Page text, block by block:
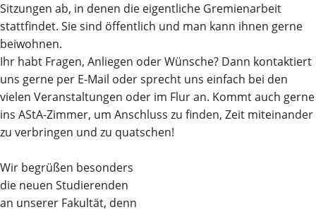
Sitzungen ab, in denen die eigentliche Gremienarbeit
stattfindet. Sie sind öffentlich und man kann ihnen gerne
beiwohnen.
Ihr habt Fragen, Anliegen oder Wünsche? Dann kontaktiert
uns gerne per E-Mail oder sprecht uns einfach bei den
vielen Veranstaltungen oder im Flur an. Kommt auch gerne
ins AStA-Zimmer, um Anschluss zu finden, Zeit miteinander
zu verbringen und zu quatschen!
Wir begrüßen besonders
die neuen Studierenden
an unserer Fakultät, denn